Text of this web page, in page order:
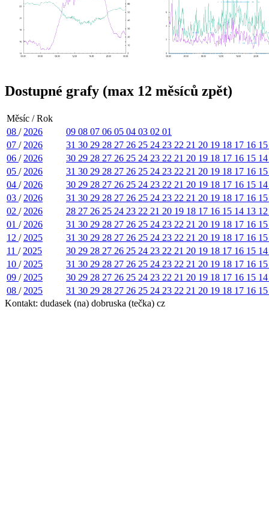
Dostupné grafy (max 12 měsíců zpět)
Měsíc / Rok
08 / 2026 09 08 07 06 05 04 03 02 01
07 / 2026 31 30 29 28 27 26 25 24 23 22 21 20 19 18 17 16
06 / 2026 30 29 28 27 26 25 24 23 22 21 20 19 18 17 16 15
05 / 2026 31 30 29 28 27 26 25 24 23 22 21 20 19 18 17 16
04 / 2026 30 29 28 27 26 25 24 23 22 21 20 19 18 17 16 15
03 / 2026 31 30 29 28 27 26 25 24 23 22 21 20 19 18 17 16
02 / 2026 28 27 26 25 24 23 22 21 20 19 18 17 16 15 14 13
01 / 2026 31 30 29 28 27 26 25 24 23 22 21 20 19 18 17 16
12 / 2025 31 30 29 28 27 26 25 24 23 22 21 20 19 18 17 16
11 / 2025 30 29 28 27 26 25 24 23 22 21 20 19 18 17 16 15
10 / 2025 31 30 29 28 27 26 25 24 23 22 21 20 19 18 17 16
09 / 2025 30 29 28 27 26 25 24 23 22 21 20 19 18 17 16 15
08 / 2025 31 30 29 28 27 26 25 24 23 22 21 20 19 18 17 16
Kontakt: dudasek (na) dobruska (tečka) cz